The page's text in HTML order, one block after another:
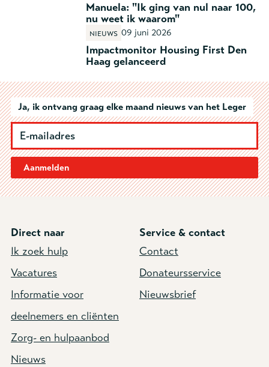
Manuela: "Ik ging van nul naar 100,
nu weet ik waarom"
Impactmonitor Housing First Den
Haag gelanceerd
Nieuws 09 juni 2026
Ja, ik ontvang graag elke maand nieuws van het Leger
Aanmelden
Direct naar
Ik zoek hulp
Vacatures
Informatie voor
deelnemers en cliënten
Zorg- en hulpaanbod
Nieuws
Service & contact
Contact
Donateursservice
Nieuwsbrief